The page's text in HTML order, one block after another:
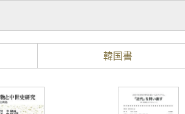
韓国書